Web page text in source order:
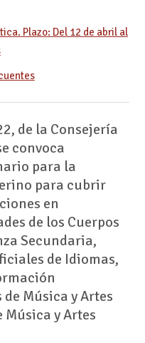
Plazo: Del 12 de abril al
de la Consejería
convoca
para la
para cubrir
en
de los Cuerpos
Secundaria,
de Idiomas,
Música y Artes
Música y Artes